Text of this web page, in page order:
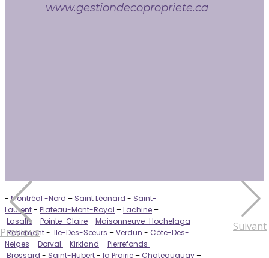
www.gestiondecopropriete.ca
Previous Suivant
-Montréal -Nord – Saint Léonard - Saint-
Laurent- Plateau-Mont-Royal –Lachine –
Lasalle- Pointe-Claire- Maisonneuve-Hochelaga –
Rosemont- Ile-Des-Sœurs –Verdun - Côte-Des-
Neiges –Dorval –Kirkland –Pierrefonds –
Brossard - Saint-Hubert- la Prairie – Chateauguay –